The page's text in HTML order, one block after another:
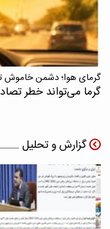
گرمای هوا؛ دشمن خاموش
گرما می‌تواند خطر
گزارش و تحلیل